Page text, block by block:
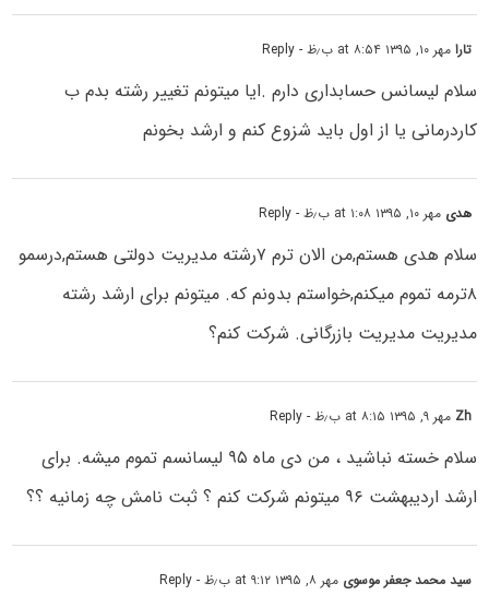
تارامهر ۱۰, ۱۳۹۵ at ۸:۵۴ ب٫ظ - Reply
سلام لیسانس حسابداری دارم .ایا میتونم تغییر رشته بدم ب
کاردرمانی یا از اول باید شزوع کنم و ارشد بخونم
هدی مهر ۱۰, ۱۳۹۵ at ۱:۰۸ ب٫ظ - Reply
سلام هدی هستم,من الان ترم ۷رشته مدیریت دولتی هستم,درسمو
۸ترمه تموم میکنم,خواستم بدونم که. میتونم برای ارشد رشته
مدیریت مدیریت بازرگانی. شرکت کنم؟
Zh مهر ۹, ۱۳۹۵ at ۸:۱۵ ب٫ظ - Reply
سلام خسته نباشید ، من دی ماه ۹۵ لیسانسم تموم میشه. برای
ارشد اردیبهشت ۹۶ میتونم شرکت کنم ؟ ثبت نامش چه زمانیه ؟؟
سید محمد جعفر موسوی مهر ۸, ۱۳۹۵ at ۹:۱۲ ب٫ظ - Reply